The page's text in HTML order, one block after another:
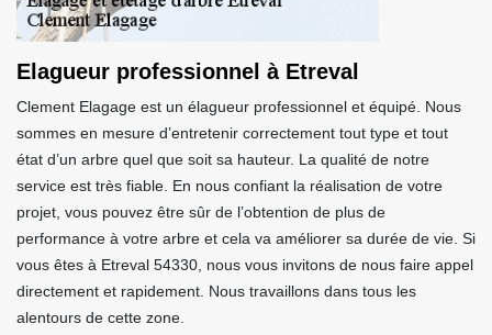
Elagueur professionnel à Etreval
Clement Elagage est un élagueur professionnel et équipé. Nous
sommes en mesure d’entretenir correctement tout type et tout
état d’un arbre quel que soit sa hauteur. La qualité de notre
service est très fiable. En nous confiant la réalisation de votre
projet, vous pouvez être sûr de l’obtention de plus de
performance à votre arbre et cela va améliorer sa durée de vie. Si
vous êtes à Etreval 54330, nous vous invitons de nous faire appel
directement et rapidement. Nous travaillons dans tous les
alentours de cette zone.